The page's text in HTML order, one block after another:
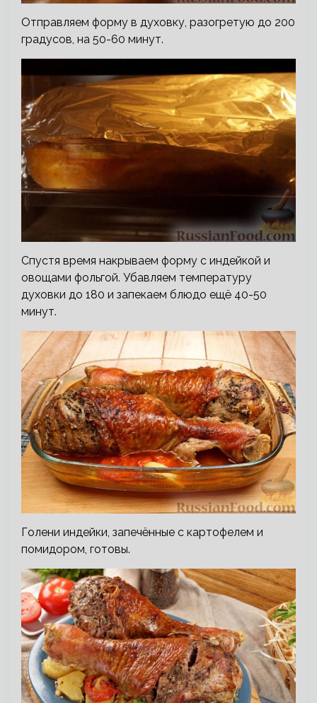
Отправляем форму в духовку, разогретую до 200
градусов, на 50-60 минут.
Спустя время накрываем форму с индейкой и
овощами фольгой. Убавляем температуру
духовки до 180 и запекаем блюдо ещё 40-50
минут.
Голени индейки, запечённые с картофелем и
помидором, готовы.